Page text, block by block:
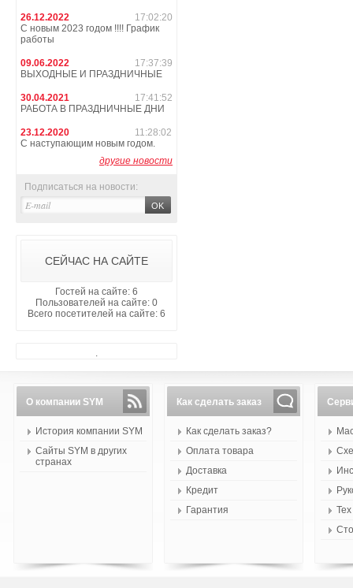
26.12.2022
17:02:20
С новым 2023 годом !!!! График
работы
09.06.2022
17:37:39
ВЫХОДНЫЕ И ПРАЗДНИЧНЫЕ
30.04.2021
17:41:52
РАБОТА В ПРАЗДНИЧНЫЕ ДНИ
23.12.2020
11:28:02
С наступающим новым годом.
другие новости
Подписаться на новости:
СЕЙЧАС НА САЙТЕ
Гостей на сайте: 6
Пользователей на сайте: 0
Всего посетителей на сайте: 6
.
О компании SYM
История компании SYM
Сайты SYM в других
странах
Как сделать заказ
Как сделать заказ?
Оплата товара
Доставка
Кредит
Гарантия